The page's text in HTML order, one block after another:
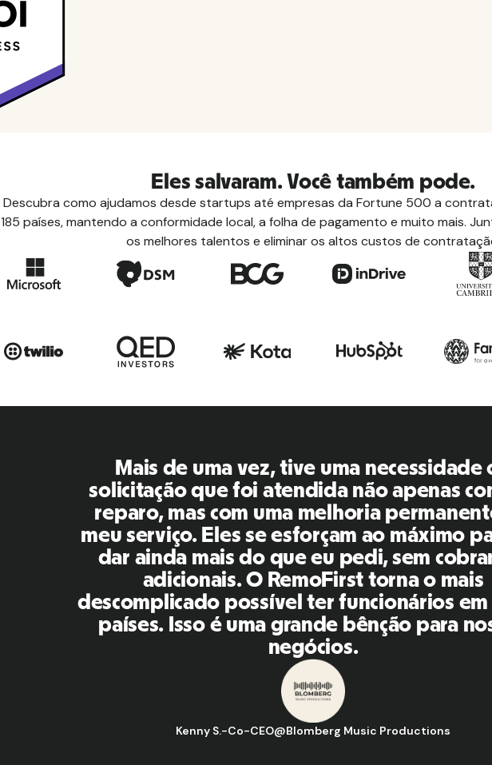
Eles salvaram. Você também pode.
Descubra como ajudamos desde startups até empresas da Fortune 500 a
185 países, mantendo a conformidade local, a folha de pagamento e muito mais.
os melhores talentos e eliminar os altos custos de
O RemoFirst é uma plataforma incrível,
extremamente amigável e fácil de usar
comparação com outras ferramentas que
passado. A Inna e a equipe foram
responderam às minhas perguntas de
mais do que oportuna, além de facilitar
nossa vida! Ótimas pessoas e plataforma,
recomendo para minha rede de
Gerente de estratégia e operações de negócios